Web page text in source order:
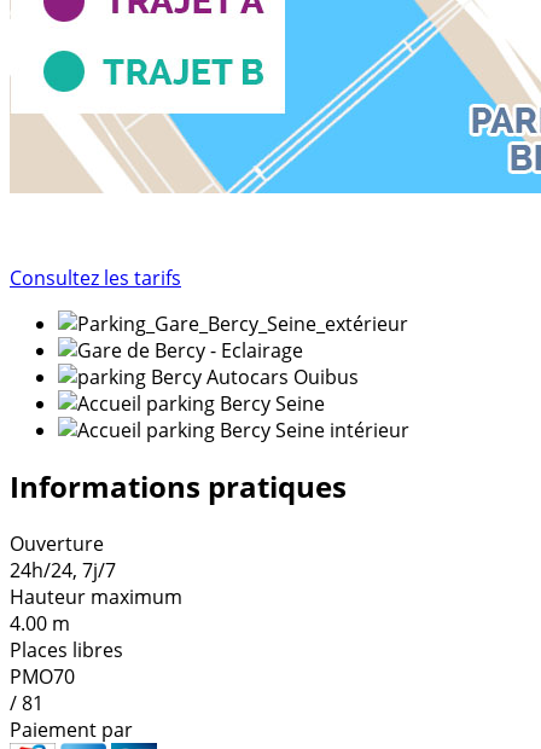
Consultez les tarifs
Informations pratiques
Ouverture
24h/24, 7j/7
Hauteur maximum
4.00 m
Places libres
PMO70
/ 81
Paiement par